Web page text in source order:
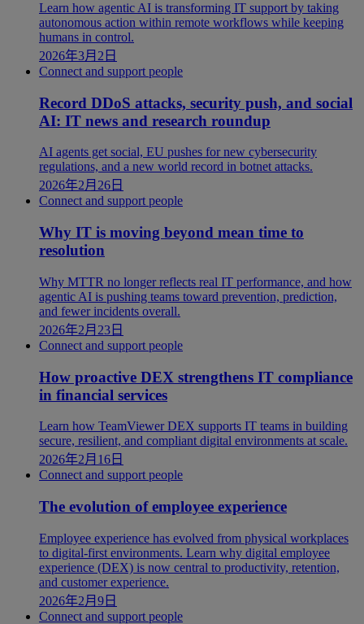
Learn how agentic AI is transforming IT support by taking
autonomous action within remote workflows while keeping
humans in control.
2026年3月2日
Connect and support people
Record DDoS attacks, security push, and social
AI: IT news and research roundup
AI agents get social, EU pushes for new cybersecurity
regulations, and a new world record in botnet attacks.
2026年2月26日
Connect and support people
Why IT is moving beyond mean time to
resolution
Why MTTR no longer reflects real IT performance, and how
agentic AI is pushing teams toward prevention, prediction,
and fewer incidents overall.
2026年2月23日
Connect and support people
How proactive DEX strengthens IT compliance
in financial services
Learn how TeamViewer DEX supports IT teams in building
secure, resilient, and compliant digital environments at scale.
2026年2月16日
Connect and support people
The evolution of employee experience
Employee experience has evolved from physical workplaces
to digital-first environments. Learn why digital employee
experience (DEX) is now central to productivity, retention,
and customer experience.
2026年2月9日
Connect and support people